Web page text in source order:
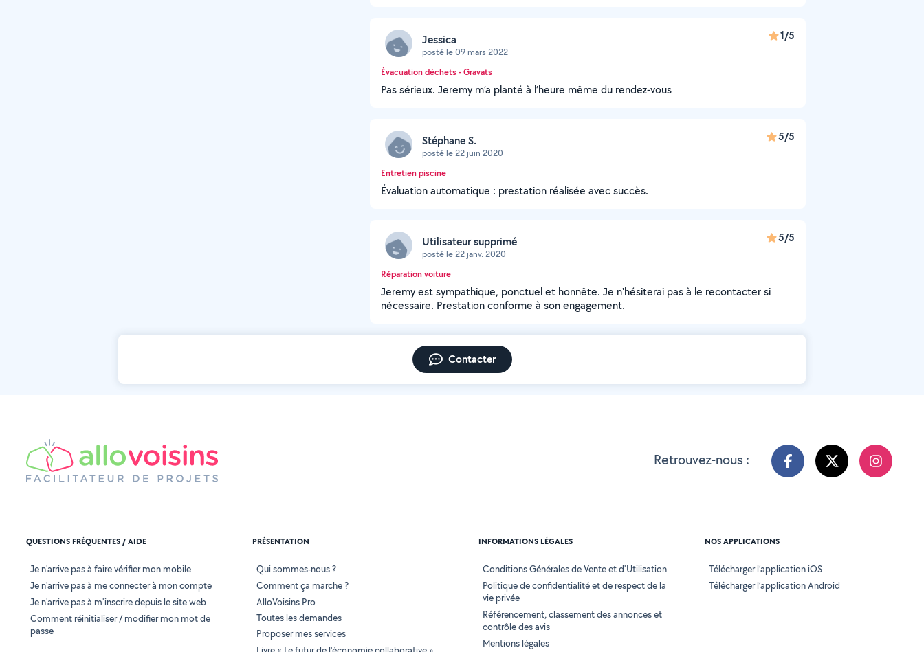
Jessica
posté le 09 mars 2022
1/5
Évacuation déchets - Gravats
Pas sérieux. Jeremy m’a planté à l’heure même du rendez-vous
Stéphane S.
posté le 22 juin 2020
5/5
Entretien piscine
Évaluation automatique : prestation réalisée avec succès.
Utilisateur supprimé
posté le 22 janv. 2020
5/5
Réparation voiture
Jeremy est sympathique, ponctuel et honnête. Je n'hésiterai pas à le recontacter si
nécessaire. Prestation conforme à son engagement.
Contacter
Retrouvez-nous :
QUESTIONS FRÉQUENTES / AIDE
Je n'arrive pas à faire vérifier mon mobile
Je n'arrive pas à me connecter à mon compte
Je n'arrive pas à m'inscrire depuis le site web
Comment réinitialiser / modifier mon mot de
passe
PRÉSENTATION
Qui sommes-nous ?
Comment ça marche ?
AlloVoisins Pro
Toutes les demandes
Proposer mes services
INFORMATIONS LÉGALES
Conditions Générales de Vente et d'Utilisation
Politique de confidentialité et de respect de la
vie privée
Référencement, classement des annonces et
contrôle des avis
Mentions légales
NOS APPLICATIONS
Télécharger l’application iOS
Télécharger l’application Android